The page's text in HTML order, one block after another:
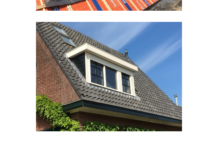
Kozijnen divers